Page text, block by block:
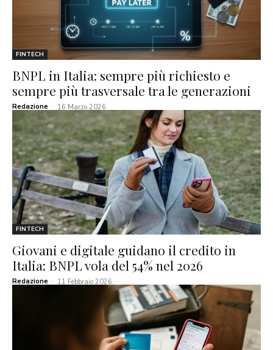
FINTECH
BNPL in Italia: sempre più richiesto e
sempre più trasversale tra le generazioni
Redazione - 16 Marzo 2026
FINTECH
Giovani e digitale guidano il credito in
Italia: BNPL vola del 54% nel 2026
Redazione - 11 Febbraio 2026